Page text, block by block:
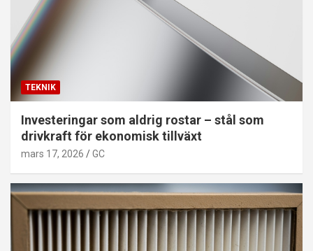
TEKNIK
Investeringar som aldrig rostar – stål som
drivkraft för ekonomisk tillväxt
mars 17, 2026 GC